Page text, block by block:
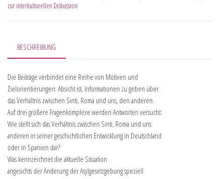
zur interkulturellen Diskussion
BESCHREIBUNG
Die Beiträge verbindet eine Reihe von Motiven und
Zielorientierungen: Absicht ist, Informationen zu geben über
das Verhältnis zwischen Sinti, Roma und uns, den anderen.
Auf drei größere Fragenkomplexe werden Antworten versucht:
Wie stellt sich das Verhältnis zwischen Sinti, Roma und uns
anderen in seiner geschichtlichen Entwicklung in Deutschland
oder in Spanien dar?
Was kennzeichnet die aktuelle Situation
angesichts der Änderung der Asylgesetzgebung speziell